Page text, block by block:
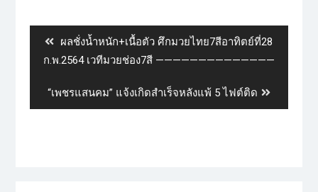
ผลชั่งน้ำหนัก+เนื้อตัว ศึกมวยไทย7สีอาทิตย์ที่28
ก.พ.2564 เวทีมวยช่อง7สี ——————————————
“เพชรแสนคม” แจ้งเกิดสำเร็จหลังแพ้ 5 ไฟต์ติด